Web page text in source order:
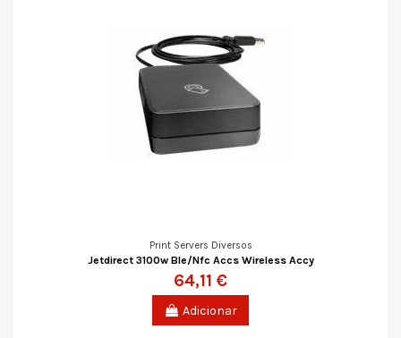
Print Servers Diversos
Jetdirect 3100w Ble/Nfc Accs Wireless Accy
64,11 €
Adicionar